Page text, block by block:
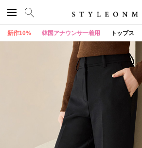
新作10% 韓国アナウンサー着用 トップス